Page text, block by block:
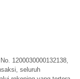
1200030000132138,
seluruh